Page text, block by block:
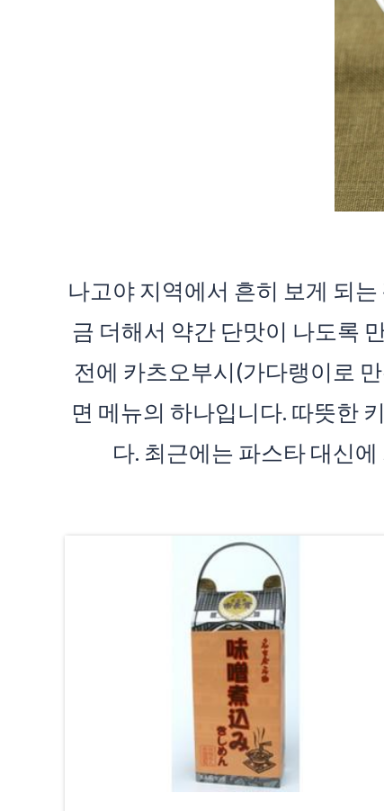
나고야 지역에서 흔히 보게 되
금 더해서 약간 단맛이 나도록
전에 카츠오부시(가다랭이로
면 메뉴의 하나입니다. 따뜻한
다. 최근에는 파스타 대신